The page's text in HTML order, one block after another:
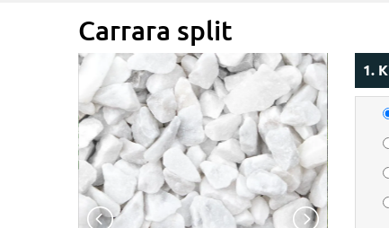
Carrara split
1.